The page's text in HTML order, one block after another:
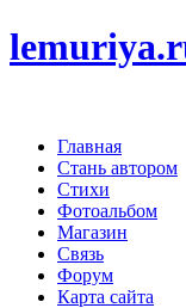
Главная
Стань автором
Стихи
Фотоальбом
Магазин
Связь
Форум
Карта сайта